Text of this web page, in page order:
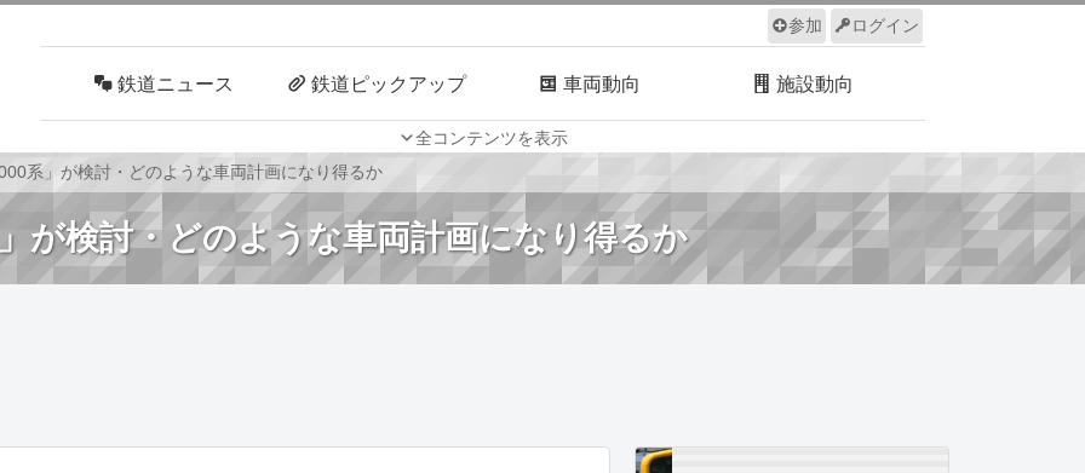
ログイン
参加
全コンテンツを表示
鉄道ニュース 鉄道ピックアップ 車両動向 施設動向
車両技術 路線探訪 ルール サイトについて
系」が検討・どのような車両計画になり得るか
が検討・どのような車両計画になり得るか